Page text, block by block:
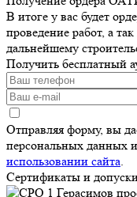
В итоге у вас будет
проведение работ, а
дальнейшему
Получить бесплатный
Отправляя форму, вы
персональных данных
использовании сайта.
Сертификаты и